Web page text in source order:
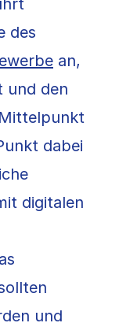
des
an,
und den
dabei
digitalen
und